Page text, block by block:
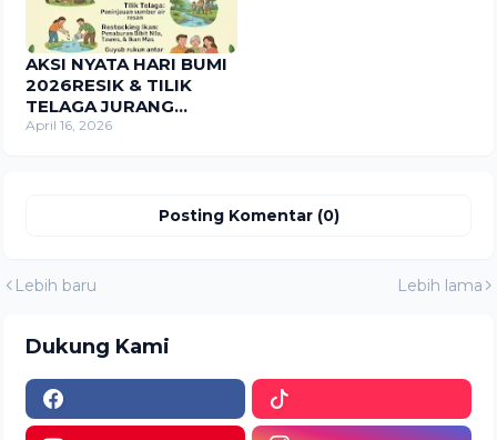
AKSI NYATA HARI BUMI
2026RESIK & TILIK
TELAGA JURANG
JERO"Memuliakan Air,
April 16, 2026
Posting Komentar (0)
Lebih baru Lebih lama
Dukung Kami